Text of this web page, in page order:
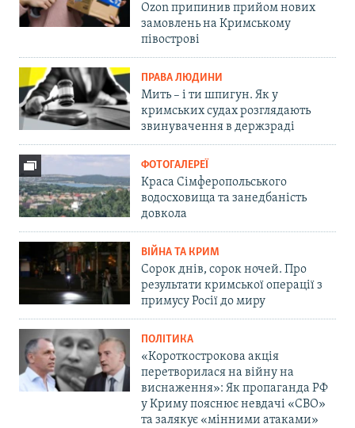
Ozon припинив прийом нових
замовлень на Кримському
півострові
ПРАВА ЛЮДИНИ
Мить – і ти шпигун. Як у
кримських судах розглядають
звинувачення в держзраді
ФОТОГАЛЕРЕЇ
Краса Сімферопольського
водосховища та занедбаність
довкола
ВІЙНА ТА КРИМ
Сорок днів, сорок ночей. Про
результати кримської операції з
примусу Росії до миру
ПОЛІТИКА
«Короткострокова акція
перетворилася на війну на
виснаження»: Як пропаганда РФ
у Криму пояснює невдачі «СВО»
та залякує «мінними атаками»